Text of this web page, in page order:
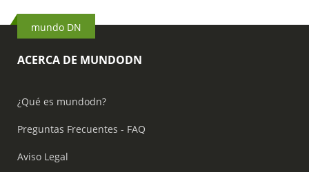
mundo DN
ACERCA DE MUNDODN
¿Qué es mundodn?
Preguntas Frecuentes - FAQ
Aviso Legal